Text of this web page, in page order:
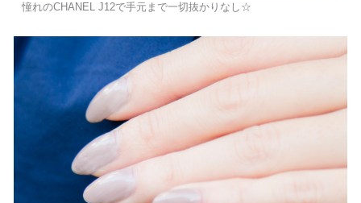
憧れのCHANEL J12で手元まで一切抜かりなし☆